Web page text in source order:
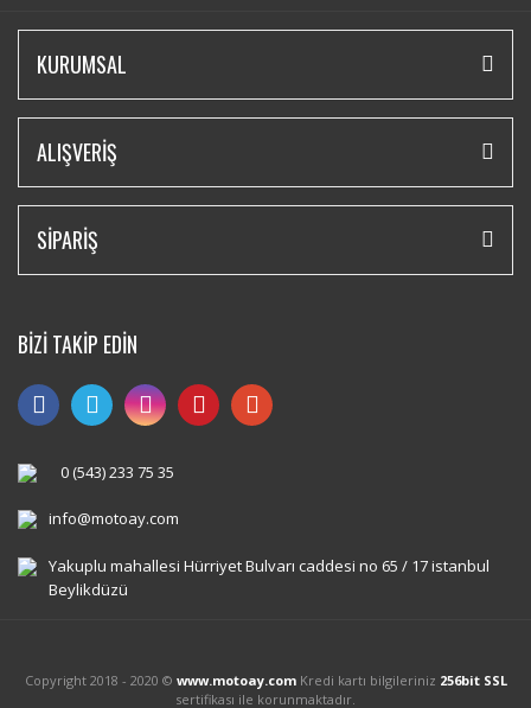
KURUMSAL
ALIŞVERİŞ
SİPARİŞ
BİZİ TAKİP EDİN
0 (543) 233 75 35
info@motoay.com
Yakuplu mahallesi Hürriyet Bulvarı caddesi no 65 / 17 istanbul
Beylikdüzü
Copyright 2018 - 2020 © www.motoay.comKredi kartı bilgileriniz 256bit SSL
sertifikası ile korunmaktadır.